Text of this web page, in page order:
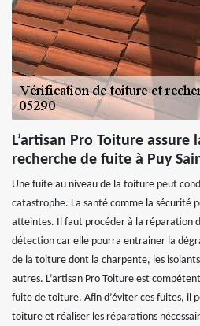
L’artisan Pro Toiture
recherche de fuite à Puy
Une fuite au niveau de la toiture peut
catastrophe. La santé comme la sécurité
atteintes. Il faut procéder à la réparation
détection car elle pourra entrainer la
de la toiture dont la charpente, les
autres. L’artisan Pro Toiture est
fuite de toiture. Afin d’éviter ces fuites, il
toiture et réaliser les réparations